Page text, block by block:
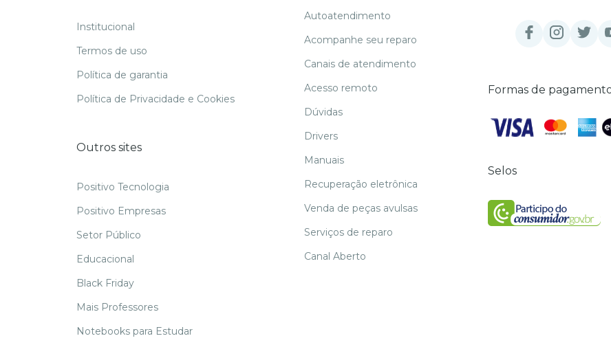
Institucional
Termos de uso
Política de garantia
Política de Privacidade e Cookies
Outros sites
Positivo Tecnologia
Positivo Empresas
Setor Público
Educacional
Black Friday
Mais Professores
Notebooks para Estudar
Autoatendimento
Acompanhe seu reparo
Canais de atendimento
Acesso remoto
Dúvidas
Drivers
Manuais
Recuperação eletrônica
Venda de peças avulsas
Serviços de reparo
Canal Aberto
Formas de
Selos